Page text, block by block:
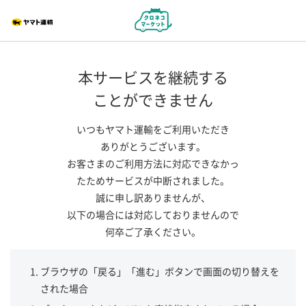
本サービスを継続する
ことができません
いつもヤマト運輸をご利用いただき
ありがとうございます。
お客さまのご利用方法に対応できなかっ
たためサービスが中断されました。
誠に申し訳ありませんが、
以下の場合には対応しておりませんので
何卒ご了承ください。
ブラウザの「戻る」「進む」ボタンで画面の切り替えを
された場合